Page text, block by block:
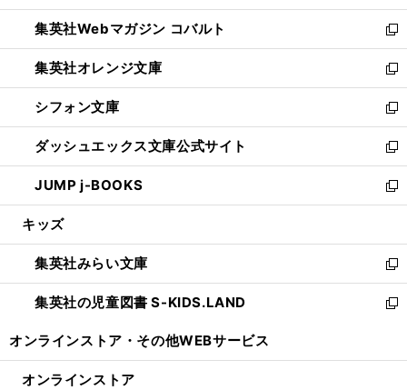
開
く
ウ
で
開
く
ン
ド
ウ
で
開
く
ウ
ィ
ン
ド
ウ
で
開
く
集英社Webマガジン コバルト
新
し
い
ウ
ィ
ン
ド
ウ
で
開
集英社オレンジ文庫
新
し
い
ウ
ィ
ン
ド
ウ
開
く
シフォン文庫
新
し
い
ウ
ィ
ン
ウ
で
開
く
ダッシュエックス文庫公式サイト
新
し
い
ウ
ン
ド
ウ
で
JUMP j-BOOKS
新
し
ウ
ィ
ン
ド
開
キッズ
集英社みらい文庫
新
し
い
ン
集英社の児童図書 S-KIDS.LAND
新
ウ
オンラインストア・ その他WEBサービス
オンラインストア